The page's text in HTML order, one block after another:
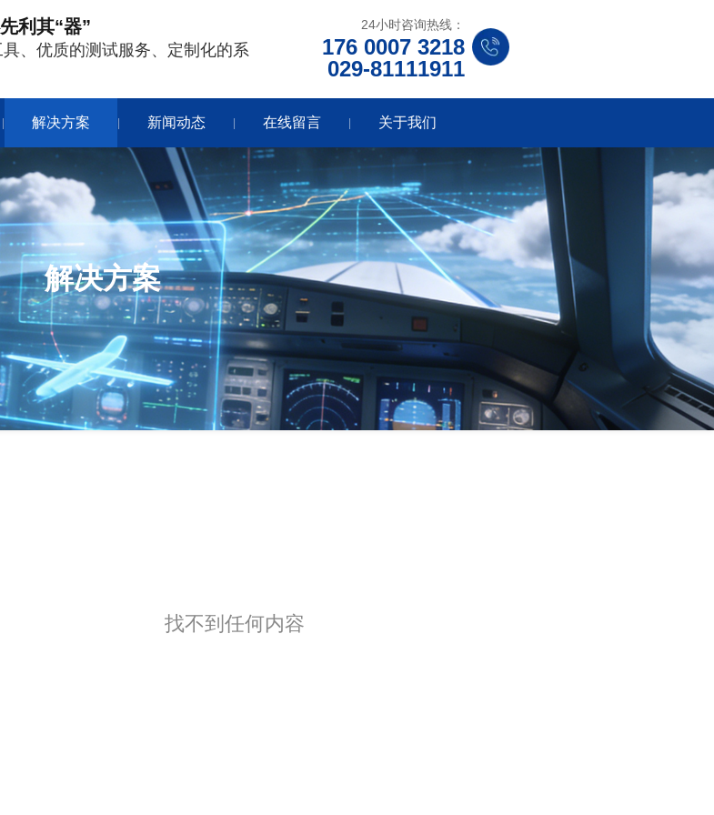
利其“器”
、优质的测试服务、定制化的系
24小时咨询热线：
176 0007 3218
029-81111911
| 解决方案 | 新闻动态 | 在线留言 | 关于我们
解决方案
找不到任何内容